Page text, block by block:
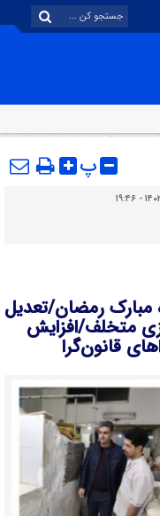
پ
مبارک رمضان/تعدیل
متخلف/افزایش